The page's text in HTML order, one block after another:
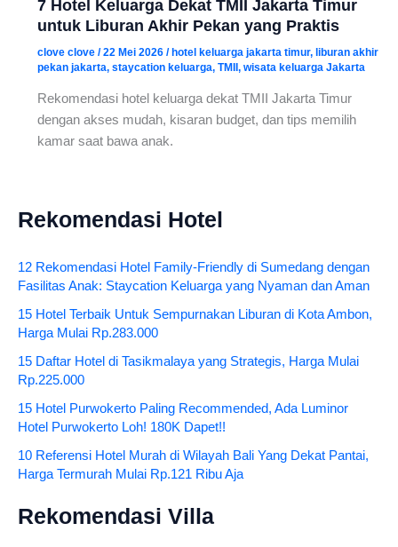
7 Hotel Keluarga Dekat TMII Jakarta Timur
untuk Liburan Akhir Pekan yang Praktis
clove clove /22 Mei 2026 /hotel keluarga jakarta timur, liburan akhir
pekan jakarta, staycation keluarga, TMII, wisata keluarga Jakarta
Rekomendasi hotel keluarga dekat TMII Jakarta Timur
dengan akses mudah, kisaran budget, dan tips memilih
kamar saat bawa anak.
Rekomendasi Hotel
12 Rekomendasi Hotel Family-Friendly di Sumedang dengan
Fasilitas Anak: Staycation Keluarga yang Nyaman dan Aman
15 Hotel Terbaik Untuk Sempurnakan Liburan di Kota Ambon,
Harga Mulai Rp.283.000
15 Daftar Hotel di Tasikmalaya yang Strategis, Harga Mulai
Rp.225.000
15 Hotel Purwokerto Paling Recommended, Ada Luminor
Hotel Purwokerto Loh! 180K Dapet!!
10 Referensi Hotel Murah di Wilayah Bali Yang Dekat Pantai,
Harga Termurah Mulai Rp.121 Ribu Aja
Rekomendasi Villa